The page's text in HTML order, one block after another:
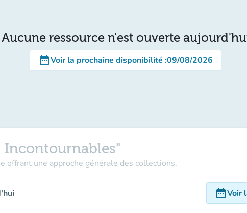
Aucune ressource n'est ouverte
date_rangeVoir la prochaine disponibilité :09/08/2026
Incontournables"
offrant une approche générale des collections.
date_rangeVoir